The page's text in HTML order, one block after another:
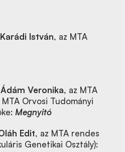
Karádi István, az MTA
Ádám Veronika, az MTA
Orvosi Tudományi
Megnyitó
Edit, az MTA rendes
Genetikai Osztály):